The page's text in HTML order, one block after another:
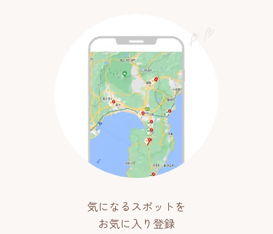
気になるスポットを
お気に入り登録